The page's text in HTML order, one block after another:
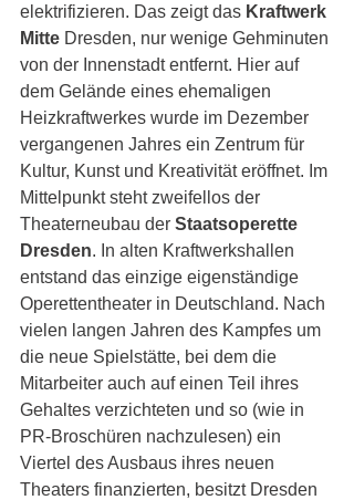
elektrifizieren. Das zeigt das Kraftwerk
Mitte Dresden, nur wenige Gehminuten
von der Innenstadt entfernt. Hier auf
dem Gelände eines ehemaligen
Heizkraftwerkes wurde im Dezember
vergangenen Jahres ein Zentrum für
Kultur, Kunst und Kreativität eröffnet. Im
Mittelpunkt steht zweifellos der
Theaterneubau der Staatsoperette
Dresden. In alten Kraftwerkshallen
entstand das einzige eigenständige
Operettentheater in Deutschland. Nach
vielen langen Jahren des Kampfes um
die neue Spielstätte, bei dem die
Mitarbeiter auch auf einen Teil ihres
Gehaltes verzichteten und so (wie in
PR-Broschüren nachzulesen) ein
Viertel des Ausbaus ihres neuen
Theaters finanzierten, besitzt Dresden